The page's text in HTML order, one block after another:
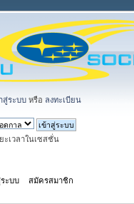
สู่ระบบ หรือ ลงทะเบียน
ะเวลาในเซสชั่น
ะบบ สมัครสมาชิก